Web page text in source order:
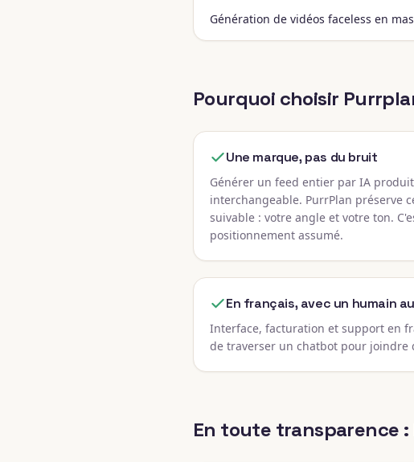
Génération de vidéos faceless en
Pourquoi choisir
Une marque, pas du bruit
Générer un feed entier par IA
interchangeable. PurrPlan préserve
suivable : votre angle et votre ton.
positionnement assumé.
En français, avec un humain
Interface, facturation et support en
de traverser un chatbot pour joindre
En toute transparence